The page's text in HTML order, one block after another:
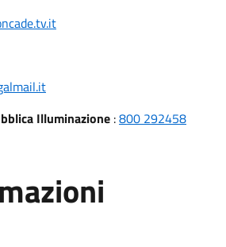
Illuminazione:800 292458